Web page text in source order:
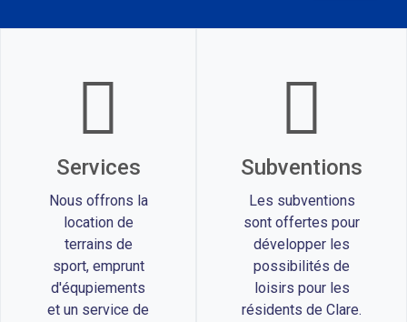
Services
Nous offrons la
location de
terrains de
sport, emprunt
d'équpiements
et un service de
Subventions
Les subventions
sont offertes pour
développer les
possibilités de
loisirs pour les
résidents de Clare.